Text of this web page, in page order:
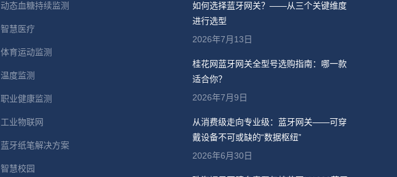
动态血糖持续监测
智慧医疗
体育运动监测
温度监测
职业健康监测
工业物联网
蓝牙纸笔解决方案
智慧校园
如何选择蓝牙网关？——从三个关键维度
进行选型
2026年7月13日
桂花网蓝牙网关全型号选购指南：哪一款
适合你？
2026年7月9日
从消费级走向专业级：蓝牙网关——可穿
戴设备不可或缺的“数据枢纽”
2026年6月30日